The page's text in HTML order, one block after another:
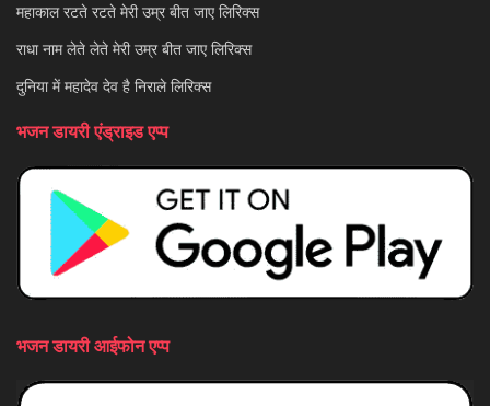
महाकाल रटते रटते मेरी उम्र बीत जाए लिरिक्स
राधा नाम लेते लेते मेरी उम्र बीत जाए लिरिक्स
दुनिया में महादेव देव है निराले लिरिक्स
भजन डायरी एंड्राइड एप्प
भजन डायरी आईफोन एप्प